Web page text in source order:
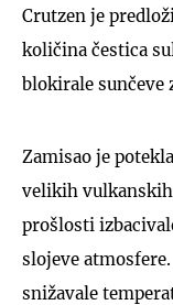
Crutzen je
količina čestica
blokirale sunčeve
Zamisao je
velikih vulkanskih
prošlosti
slojeve
snižavale